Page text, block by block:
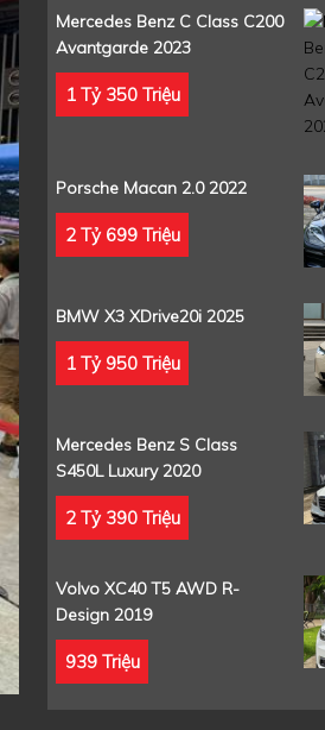
Mercedes Benz C Class C200
Avantgarde 2023
1 Tỷ 350 Triệu
Porsche Macan 2.0 2022
2 Tỷ 699 Triệu
BMW X3 XDrive20i 2025
1 Tỷ 950 Triệu
Mercedes Benz S Class
S450L Luxury 2020
2 Tỷ 390 Triệu
Volvo XC40 T5 AWD R-
Design 2019
939 Triệu